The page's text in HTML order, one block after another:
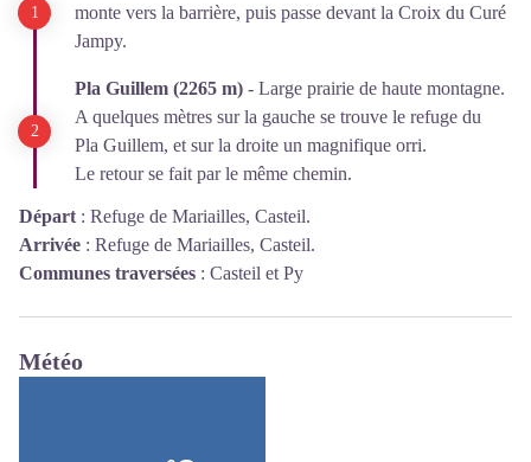
monte vers la barrière, puis passe devant la Croix du Curé
Jampy.
Pla Guillem (2265 m) - Large prairie de haute montagne.
A quelques mètres sur la gauche se trouve le refuge du
Pla Guillem, et sur la droite un magnifique orri.
Le retour se fait par le même chemin.
Départ : Refuge de Mariailles, Casteil.
Arrivée : Refuge de Mariailles, Casteil.
Communes traversées : Casteil et Py
Météo